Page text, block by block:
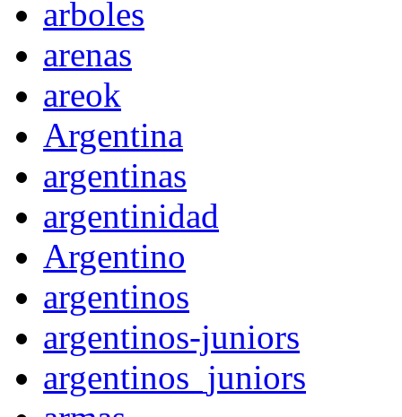
arboles
arenas
areok
Argentina
argentinas
argentinidad
Argentino
argentinos
argentinos-juniors
argentinos_juniors